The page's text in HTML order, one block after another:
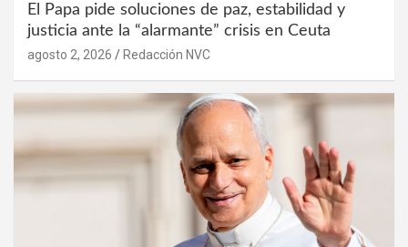
El Papa pide soluciones de paz, estabilidad y
justicia ante la “alarmante” crisis en Ceuta
agosto 2, 2026 Redacción NVC